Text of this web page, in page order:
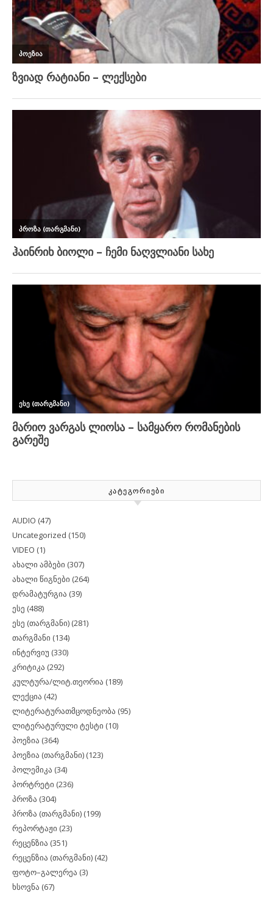
ᲙᲐᲢᲔᲒᲝᲠᲘᲔᲑᲘ
AUDIO (47)
Uncategorized (150)
VIDEO (1)
ახალი ამბები (307)
ახალი წიგნები (264)
დრამატურგია (39)
ესე (488)
ესე (თარგმანი) (281)
თარგმანი (134)
ინტერვიუ (330)
კრიტიკა (292)
კულტურა/ლიტ.თეორია (189)
ლექცია (42)
ლიტერატურათმცოდნეობა (95)
ლიტერატურული ტესტი (10)
პოეზია (364)
პოეზია (თარგმანი) (123)
პოლემიკა (34)
პორტრეტი (236)
პროზა (304)
პროზა (თარგმანი) (199)
რეპორტაჟი (23)
რეცენზია (351)
რეცენზია (თარგმანი) (42)
ფოტო–გალერეა (3)
ხსოვნა (67)